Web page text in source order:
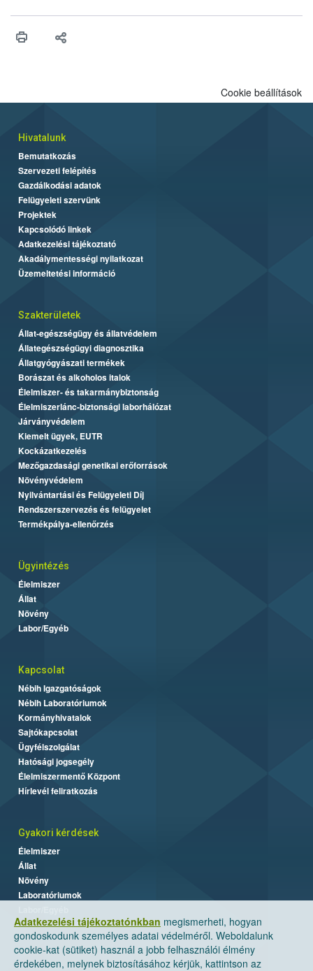
vonni az ebek viselkedésének megítélésében jártas szakértőt.
Adatkezelési tájékoztatónkban megismerheti, hogyan
gondoskodunk személyes adatai védelméről. Weboldalunk
cookie-kat (sütiket) használ a jobb felhasználói élmény
érdekében, melynek biztosításához kérjük, kattintson az
Cookie beállítások
Hivatalunk
Bemutatkozás
Szervezeti felépítés
Gazdálkodási adatok
Felügyeleti szervünk
Projektek
Kapcsolódó linkek
Adatkezelési tájékoztató
Akadálymentességi nyilatkozat
Üzemeltetési információ
Szakterületek
Állat-egészségügy és állatvédelem
Állategészségügyi diagnosztika
Állatgyógyászati termékek
Borászat és alkoholos italok
Élelmiszer- és takarmánybiztonság
Élelmiszerlánc-biztonsági laborhálózat
Járványvédelem
Kiemelt ügyek, EUTR
Kockázatkezelés
Mezőgazdasági genetikai erőforrások
Növényvédelem
Nyilvántartási és Felügyeleti Díj
Rendszerszervezés és felügyelet
Termékpálya-ellenőrzés
Ügyintézés
Élelmiszer
Állat
Növény
Labor/Egyéb
Kapcsolat
Nébih Igazgatóságok
Nébih Laboratóriumok
Kormányhivatalok
Sajtókapcsolat
Ügyfélszolgálat
Hatósági jogsegély
Élelmiszermentő Központ
Hírlevél feliratkozás
Gyakori kérdések
Élelmiszer
Állat
Növény
Laboratóriumok